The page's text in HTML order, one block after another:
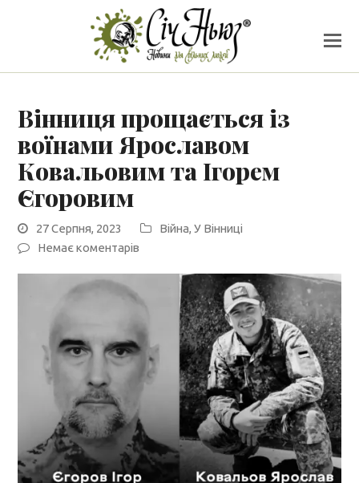
Вінниця прощається із
воїнами Ярославом
Ковальовим та Ігорем
Єгоровим
27 Серпня, 2023 Війна,У Вінниці
Немає коментарів